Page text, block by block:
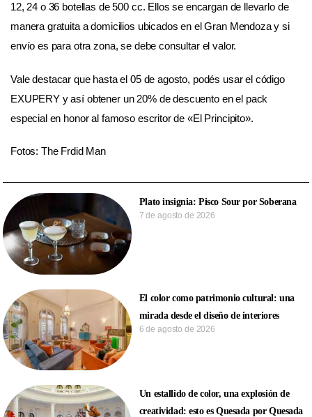
12, 24 o 36 botellas de 500 cc. Ellos se encargan de llevarlo de
manera gratuita a domicilios ubicados en el Gran Mendoza y si
envío es para otra zona, se debe consultar el valor.
Vale destacar que hasta el 05 de agosto, podés usar el código
EXUPERY y así obtener un 20% de descuento en el pack
especial en honor al famoso escritor de «El Principito».
Fotos: The Frdid Man
Plato insignia: Pisco Sour por Soberana
7 de agosto de 2026
El color como patrimonio cultural: una
mirada desde el diseño de interiores
6 de agosto de 2026
Un estallido de color, una explosión de
creatividad: esto es Quesada por Quesada